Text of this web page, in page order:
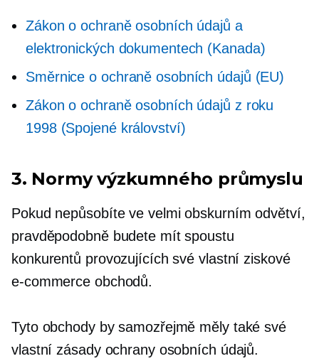
Zákon o ochraně osobních údajů a
elektronických dokumentech (Kanada)
Směrnice o ochraně osobních údajů (EU)
Zákon o ochraně osobních údajů z roku
1998 (Spojené království)
3. Normy výzkumného průmyslu
Pokud nepůsobíte ve velmi obskurním odvětví,
pravděpodobně budete mít spoustu
konkurentů provozujících své vlastní ziskové
e-commerce obchodů.
Tyto obchody by samozřejmě měly také své
vlastní zásady ochrany osobních údajů.